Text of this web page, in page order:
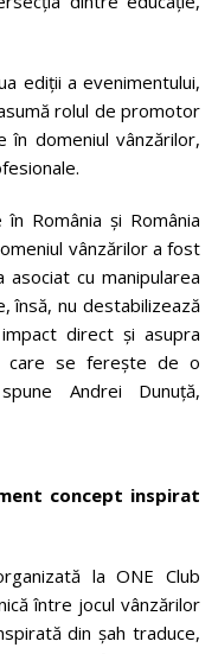
ediții a evenimentului,
rolul de promotor
în domeniul vânzărilor,
România și România
vânzărilor a fost
cu manipularea
însă, nu destabilizează
direct și asupra
care se ferește de o
Andrei Dunuță,
concept inspirat
la ONE Club
între jocul vânzărilor
din șah traduce,